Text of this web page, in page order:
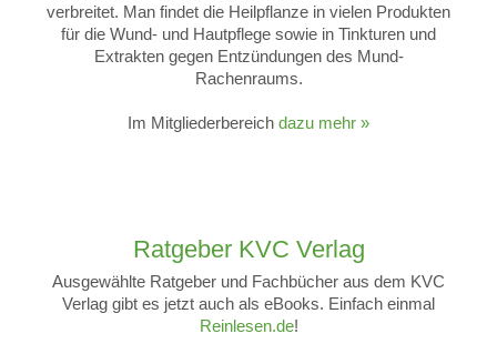
verbreitet. Man findet die Heilpflanze in vielen Produkten
für die Wund- und Hautpflege sowie in Tinkturen und
Extrakten gegen Entzündungen des Mund-
Rachenraums.
Im Mitgliederbereich dazu mehr »
Ratgeber KVC Verlag
Ausgewählte Ratgeber und Fachbücher aus dem KVC
Verlag gibt es jetzt auch als eBooks. Einfach einmal
Reinlesen.de!